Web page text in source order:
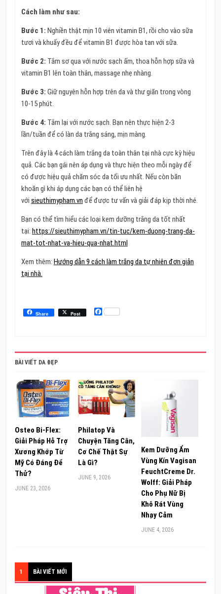
Cách làm như sau:
Bước 1: Nghiền thật mịn 10 viên vitamin B1, rồi cho vào sữa
tươi và khuấy đều để vitamin B1 được hòa tan với sữa.
Bước 2: Tắm sơ qua với nước sạch ấm, thoa hỗn hợp sữa và
vitamin B1 lên toàn thân, massage nhẹ nhàng.
Bước 3: Giữ nguyên hỗn hợp trên da và thư giãn trong vòng
10-15 phút.
Bước 4: Tắm lại với nước sạch. Bạn nên thực hiện 2-3
lần/tuần để có làn da trắng sáng, mịn màng.
Trên đây là 4 cách làm trắng da toàn thân tại nhà cực kỳ hiệu
quả. Các bạn gái nên áp dụng và thực hiện theo mỗi ngày để
có được hiệu quả chăm sóc da tối ưu nhất. Nếu còn băn
khoăn gì khi áp dụng các bạn có thể liên hệ
với sieuthimypham.vn để được tư vấn và giải đáp kịp thời nhé.
Bạn có thể tìm hiểu các loại kem dưỡng trắng da tốt nhất
tại: https://sieuthimypham.vn/tin-tuc/kem-duong-trang-da-
mat-tot-nhat-va-hieu-qua-nhat.html
Xem thêm: Hướng dẫn 9 cách làm trắng da tự nhiên đơn giản
tại nhà.
Share Post Facebook
BÀI VIẾT DA ĐẸP
Osteo Bi-Flex:
Giải Pháp Hỗ Trợ
Xương Khớp Từ
Mỹ Có Đáng Để
Thử?
JUNE 23, 2026
Philatop Và
Chuyện Tăng Cân,
Cơ Chế Thật Sự
Là Gì?
JUNE 9, 2026
Kem Dưỡng Ẩm
Vùng Kín Vagisan
FeuchtCreme Dr.
Wolff: Giải Pháp
Cho Phụ Nữ Bị
Khô Rát Vùng
Nhạy Cảm
JUNE 4, 2026
1 BÀI VIẾT MỚI